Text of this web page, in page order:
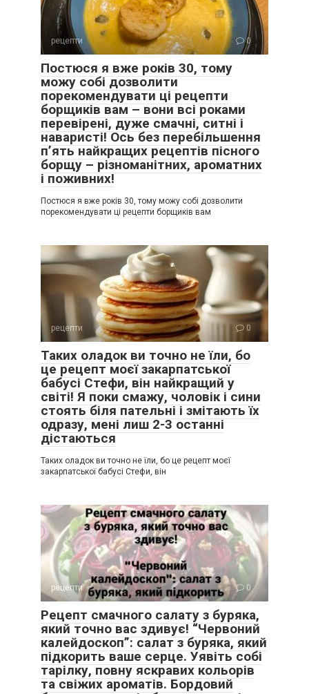
рецепти 0
Постюся я вже років 30, тому
можу собі дозволити
порекомендувати ці рецепти
борщиків вам – вони всі роками
перевірені, дуже смачні, ситні і
наваристі! Ось без перебільшення
п’ять найкращих рецептів пісного
борщу – різноманітних, ароматних
і поживних!
Постюся я вже років 30, тому можу собі дозволити
порекомендувати ці рецепти борщиків вам
рецепти 0
Таких оладок ви точно не їли, бо
це рецепт моєї закарпатської
бабусі Стефи, він найкращий у
світі! Я поки смажу, чоловік і сини
стоять біля пательні і змітають їх
одразу, мені лиш 2-3 останні
дістаються
Таких оладок ви точно не їли, бо це рецепт моєї
закарпатської бабусі Стефи, він
рецепти 0
Рецепт смачного салату з буряка,
який точно вас здивує! “Червоний
калейдоскоп”: салат з буряка, який
підкорить ваше серце. Уявіть собі
тарілку, повну яскравих кольорів
та свіжих ароматів. Бордовий